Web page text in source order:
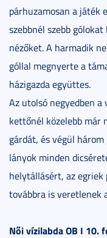
párhuzamosan a játék
szebbnél szebb
nézőket. A harmadik
góllal megnyerte a
házigazda együttes.
Az utolsó negyedben a
kettőnél közelebb már
gárdát, és végül
lányok minden
helytállásért, az
továbbra is veretlenek
Női vízilabda OB I 10.